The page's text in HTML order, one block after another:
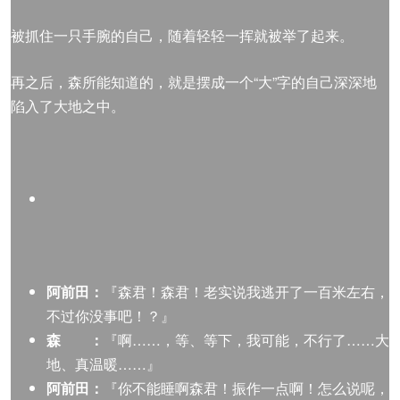
被抓住一只手腕的自己，随着轻轻一挥就被举了起来。
再之后，森所能知道的，就是摆成一个“大”字的自己深深地
陷入了大地之中。
阿前田：
『森君！森君！老实说我逃开了一百米左右，
不过你没事吧！？』
森 ：
『啊……，等、等下，我可能，不行了……大
地、真温暖……』
阿前田：
『你不能睡啊森君！振作一点啊！怎么说呢，